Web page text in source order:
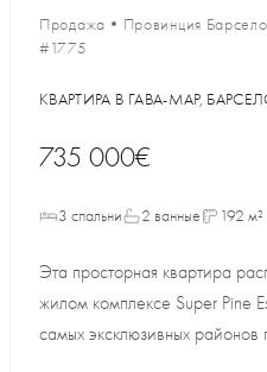
Продажа • Провинция
#1775
КВАРТИРА В ГАВА-МАР,
735 000€
3 спальни 2 ванные 192 м²
Эта просторная квартира
жилом комплексе Super Pine
самых эксклюзивных районов